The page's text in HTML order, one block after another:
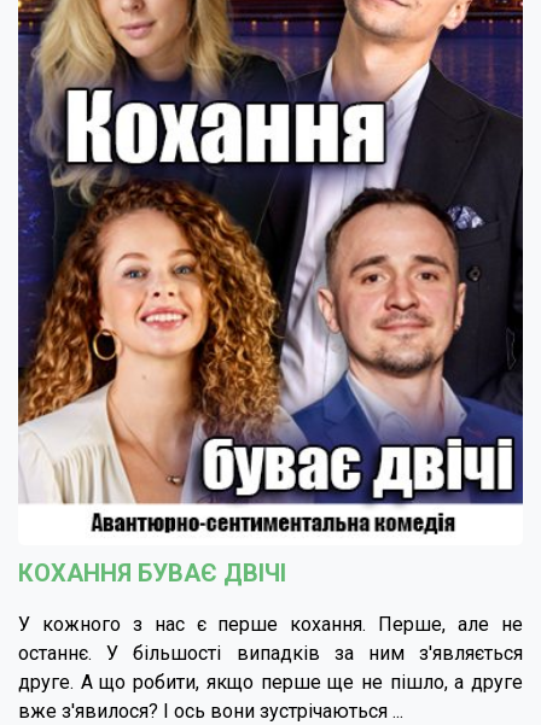
КОХАННЯ БУВАЄ ДВІЧІ
У кожного з нас є перше кохання. Перше, але не
останнє. У більшості випадків за ним з'являється
друге. А що робити, якщо перше ще не пішло, а друге
вже з'явилося? І ось вони зустрічаються ...